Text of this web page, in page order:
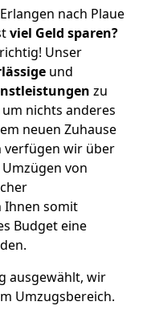
nach Plaue
viel Geld sparen?
Unser
und
zu
nichts anderes
neuen Zuhause
verfügen wir über
von
Ihnen somit
Budget eine
ausgewählt, wir
Umzugsbereich.